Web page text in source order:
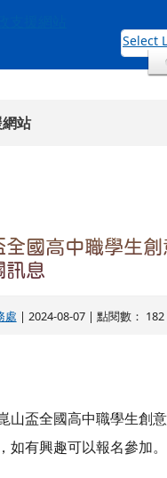
支援網站
Select
站
全國高中職學生
訊息
處 | 2024-08-07 | 點閱數： 182
山盃全國高中職學生創
如有興趣可以報名參加。